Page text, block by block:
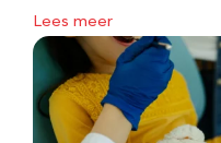
Lees meer